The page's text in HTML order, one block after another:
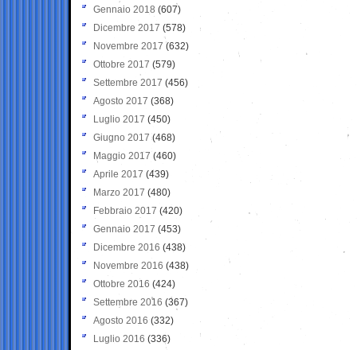
Gennaio 2018 (607)
Dicembre 2017 (578)
Novembre 2017 (632)
Ottobre 2017 (579)
Settembre 2017 (456)
Agosto 2017 (368)
Luglio 2017 (450)
Giugno 2017 (468)
Maggio 2017 (460)
Aprile 2017 (439)
Marzo 2017 (480)
Febbraio 2017 (420)
Gennaio 2017 (453)
Dicembre 2016 (438)
Novembre 2016 (438)
Ottobre 2016 (424)
Settembre 2016 (367)
Agosto 2016 (332)
Luglio 2016 (336)